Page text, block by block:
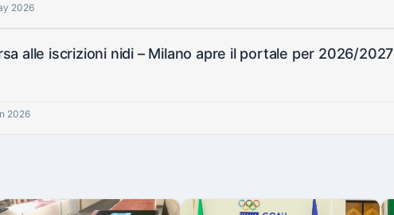
2026
alle iscrizioni nidi – Milano apre il portale per 2026/2027
2026